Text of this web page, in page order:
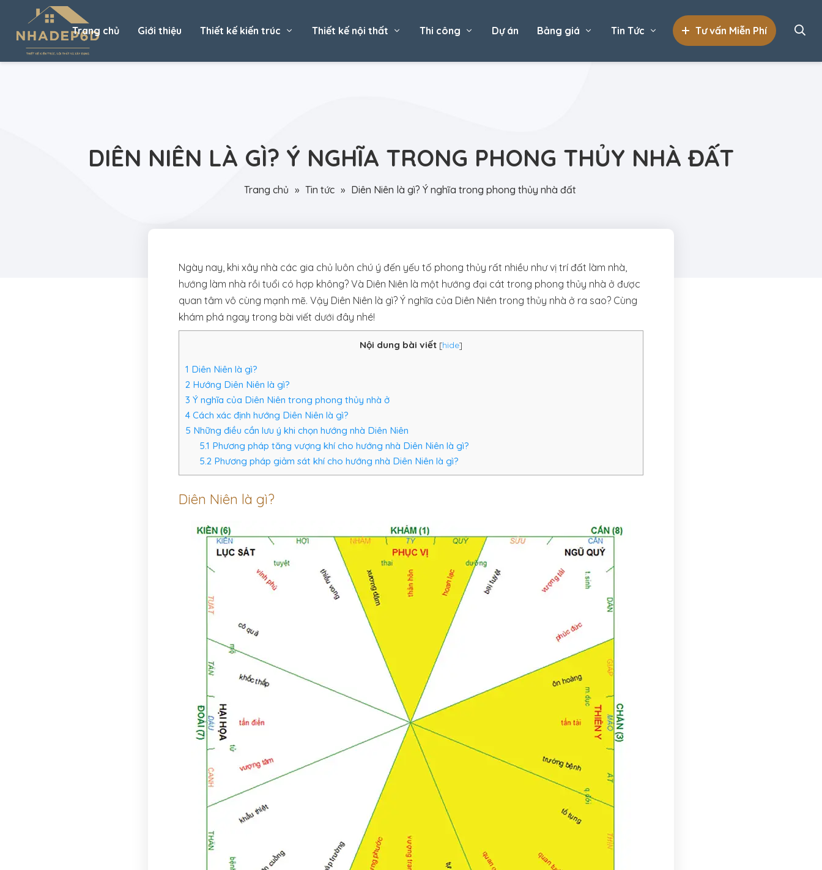
Trang chủ Giới thiệu Thiết kế kiến trúc Thiết kế nội thất Thi công Dự án Bảng giá Tin Tức Tư vấn Miễn Phí
DIÊN NIÊN LÀ GÌ? Ý NGHĨA TRONG PHONG THỦY NHÀ ĐẤT
Trang chủ » Tin tức » Diên Niên là gì? Ý nghĩa trong phong thủy nhà đất
Ngày nay, khi xây nhà các gia chủ luôn chú ý đến yếu tố phong thủy rất nhiều như vị trí đất làm nhà,
hướng làm nhà rồi tuổi có hợp không? Và Diên Niên là một hướng đại cát trong phong thủy nhà ở được
quan tâm vô cùng mạnh mẽ. Vậy Diên Niên là gì? Ý nghĩa của Diên Niên trong thủy nhà ở ra sao? Cùng
khám phá ngay trong bài viết dưới đây nhé!
Nội dung bài viết [hide]
1 Diên Niên là gì?
2 Hướng Diên Niên là gì?
3 Ý nghĩa của Diên Niên trong phong thủy nhà ở
4 Cách xác định hướng Diên Niên là gì?
5 Những điều cần lưu ý khi chọn hướng nhà Diên Niên
5.1 Phương pháp tăng vượng khí cho hướng nhà Diên Niên là gì?
5.2Phương pháp giảm sát khí cho hướng nhà Diên Niên là gì?
Diên Niên là gì?